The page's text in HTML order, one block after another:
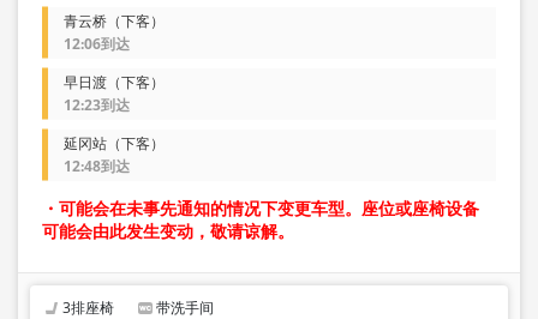
青云桥（下客）
12:06到达
早日渡（下客）
12:23到达
延冈站（下客）
12:48到达
・可能会在未事先通知的情况下变更车型。座位或座椅设备
可能会由此发生变动，敬请谅解。
3排座椅 带洗手间